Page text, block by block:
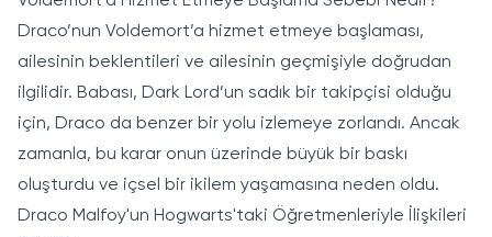
Draco’nun Voldemort’a hizmet etmeye başlaması,
ailesinin beklentileri ve ailesinin geçmişiyle doğrudan
ilgilidir. Babası, Dark Lord’un sadık bir takipçisi olduğu
için, Draco da benzer bir yolu izlemeye zorlandı. Ancak
zamanla, bu karar onun üzerinde büyük bir baskı
oluşturdu ve içsel bir ikilem yaşamasına neden oldu.
Draco Malfoy'un Hogwarts'taki Öğretmenleriyle İlişkileri